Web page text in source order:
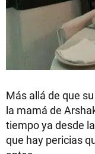
Más allá de que
la mamá de
tiempo ya desde
que hay pericias